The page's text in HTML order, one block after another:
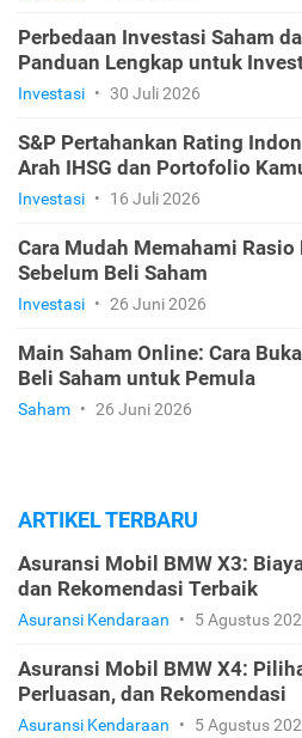
Perbedaan Investasi Saham
Panduan Lengkap untuk
Investasi • 30 Juli 2026
S&P Pertahankan Rating
Arah IHSG dan Portofolio
Investasi • 16 Juli 2026
Cara Mudah Memahami Rasio
Sebelum Beli Saham
Investasi • 26 Juni 2026
Main Saham Online: Cara
Beli Saham untuk Pemula
Saham • 26 Juni 2026
ARTIKEL TERBARU
Asuransi Mobil BMW X3:
dan Rekomendasi Terbaik
Asuransi Kendaraan • 5 Agustus
Asuransi Mobil BMW X4:
Perluasan, dan Rekomendasi
Asuransi Kendaraan • 5 Agustus